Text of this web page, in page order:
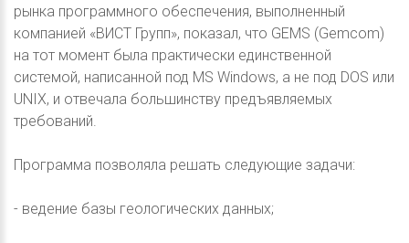
рынка программного обеспечения, выполненный
компанией «ВИСТ Групп», показал, что GEMS (Gemcom)
на тот момент была практически единственной
системой, написанной под MS Windows, а не под DOS или
UNIX, и отвечала большинству предъявляемых
требований.
Программа позволяла решать следующие задачи:
- ведение базы геологических данных;